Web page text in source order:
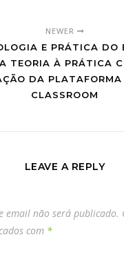
NEWER
E PRÁTICA DO
TEORIA À PRÁTICA
DA PLATAFORMA
CLASSROOM
LEAVE A REPLY
email não será publicado.
com *